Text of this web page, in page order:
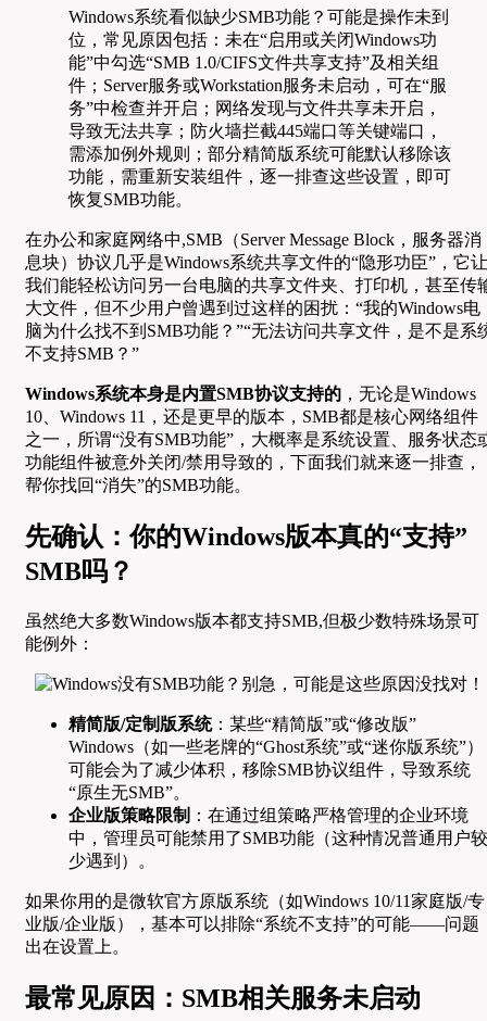
Windows系统看似缺少SMB功能？可能是操作未到
位，常见原因包括：未在“启用或关闭Windows功
能”中勾选“SMB 1.0/CIFS文件共享支持”及相关组
件；Server服务或Workstation服务未启动，可在“服
务”中检查并开启；网络发现与文件共享未开启，
导致无法共享；防火墙拦截445端口等关键端口，
需添加例外规则；部分精简版系统可能默认移除该
功能，需重新安装组件，逐一排查这些设置，即可
恢复SMB功能。
在办公和家庭网络中,SMB（Server Message Block，服务器消
息块）协议几乎是Windows系统共享文件的“隐形功臣”，它让
我们能轻松访问另一台电脑的共享文件夹、打印机，甚至传
大文件，但不少用户曾遇到过这样的困扰：“我的Windows电
脑为什么找不到SMB功能？”“无法访问共享文件，是不是系
不支持SMB？”
Windows系统本身是内置SMB协议支持的 ，无论是Windows
10、Windows 11，还是更早的版本，SMB都是核心网络组件
之一，所谓“没有SMB功能”，大概率是系统设置、服务状态
功能组件被意外关闭/禁用导致的，下面我们就来逐一排查，
帮你找回“消失”的SMB功能。
先确认：你的Windows版本真的“支持”
SMB吗？
虽然绝大多数Windows版本都支持SMB,但极少数特殊场景可
能例外：
精简版/定制版系统：某些“精简版”或“修改版”
Windows（如一些老牌的“Ghost系统”或“迷你版系统”）
可能会为了减少体积，移除SMB协议组件，导致系统
“原生无SMB”。
企业版策略限制 ：在通过组策略严格管理的企业环境
中，管理员可能禁用了SMB功能（这种情况普通用户较
少遇到）。
如果你用的是微软官方原版系统（如Windows 10/11家庭版/专
业版/企业版），基本可以排除“系统不支持”的可能——问题
出在设置上。
最常见原因：SMB相关服务未启动